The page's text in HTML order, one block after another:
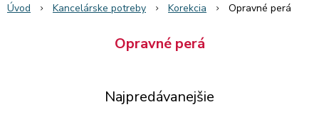
Úvod Kancelárske potreby Korekcia Opravné perá
Opravné perá
Najpredávanejšie